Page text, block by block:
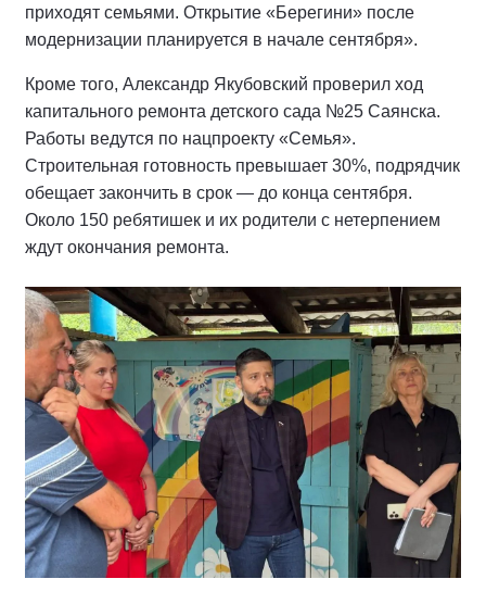
приходят семьями. Открытие «Берегини» после
модернизации планируется в начале сентября».
Кроме того, Александр Якубовский проверил ход
капитального ремонта детского сада №25 Саянска.
Работы ведутся по нацпроекту «Семья».
Строительная готовность превышает 30%, подрядчик
обещает закончить в срок — до конца сентября.
Около 150 ребятишек и их родители с нетерпением
ждут окончания ремонта.